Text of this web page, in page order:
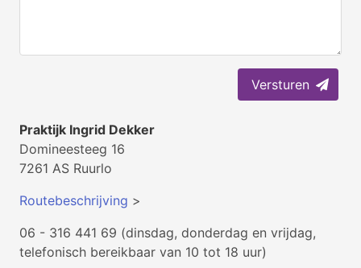
Versturen
Praktijk Ingrid Dekker
Domineesteeg 16
7261 AS Ruurlo
Routebeschrijving >
06 - 316 441 69 (dinsdag, donderdag en vrijdag,
telefonisch bereikbaar van 10 tot 18 uur)